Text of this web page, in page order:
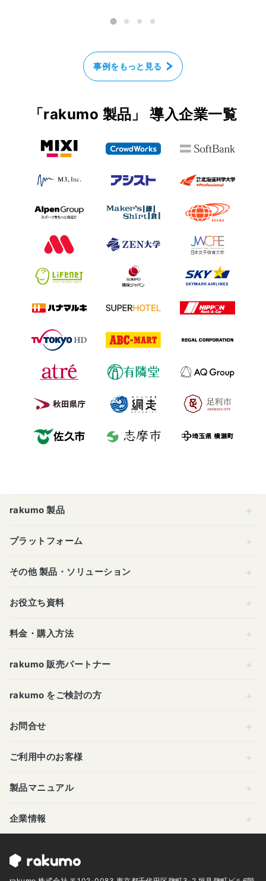
事例をもっと見る
「rakumo 製品」 導入企業一覧
rakumo 製品
プラットフォーム
その他 製品・ソリューション
お役立ち資料
料金・購入方法
rakumo 販売パートナー
rakumo をご検討の方
お問合せ
ご利用中のお客様
製品マニュアル
企業情報